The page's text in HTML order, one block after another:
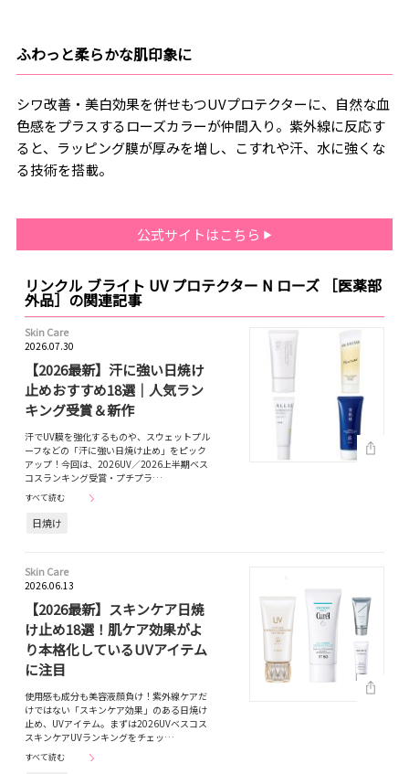
ふわっと柔らかな肌印象に
シワ改善・美白効果を併せもつUVプロテクターに、自然な血
色感をプラスするローズカラーが仲間入り。紫外線に反応す
ると、ラッピング膜が厚みを増し、こすれや汗、水に強くな
る技術を搭載。
公式サイトはこちら
リンクル ブライト UV プロテクター N ローズ ［医薬部
外品］の関連記事
Skin Care
2026.07.30
【2026最新】汗に強い日焼け
止めおすすめ18選｜人気ラン
キング受賞＆新作
汗でUV膜を強化するものや、スウェットプル
ーフなどの「汗に強い日焼け止め」をピック
アップ！今回は、2026UV／2026上半期ベス
コスランキング受賞・プチプラ…
すべて読む
日焼け
Skin Care
2026.06.13
【2026最新】スキンケア日焼
け止め18選！肌ケア効果がよ
り本格化しているUVアイテム
に注目
使用感も成分も美容液顔負け！紫外線ケアだ
けではない「スキンケア効果」のある日焼け
止め、UVアイテム。まずは2026UVベスコス
スキンケアUVランキングをチェッ…
すべて読む